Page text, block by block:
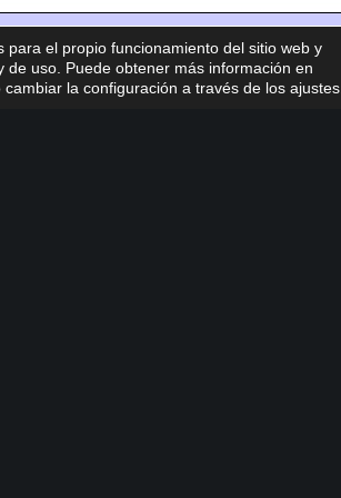
el propio funcionamiento del sitio web y
uso. Puede obtener más información en
cambiar la configuración a través de los ajustes